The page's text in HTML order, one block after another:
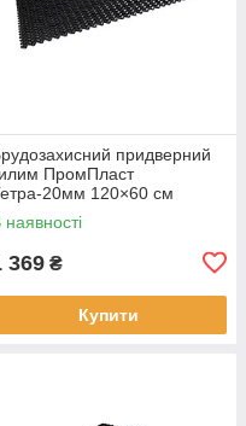
придверний
ПромПласт
20мм 120×60 см
наявності
369 ₴
Купити